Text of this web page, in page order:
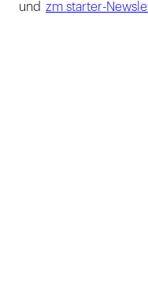
und zm starter-